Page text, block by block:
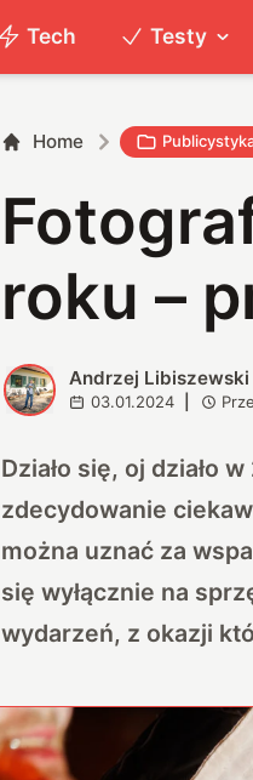
Tech Testy
Home
roku –
A Andrzej Libiszewski
03.01.2024
Działo się, oj działo
zdecydowanie
można uznać za
się wyłącznie na
wydarzeń, z okazji